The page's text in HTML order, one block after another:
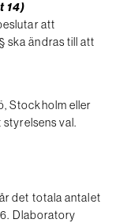
14)
att
ska ändras till att
Stockholm eller
val.
det totala antalet
Dlaboratory